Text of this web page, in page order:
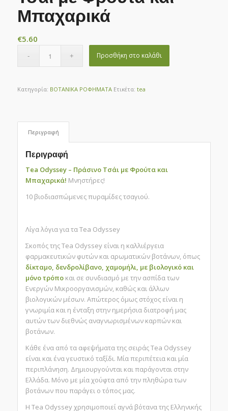
Μπαχαρικά
€5.60
Προσθήκη στο καλάθι
Κατηγορία: ΒΟΤΑΝΙΚΑ ΡΟΦΗΜΑΤΑ Ετικέτα: tea
Περιγραφή
Περιγραφή
Tea Odyssey – Πράσινο Τσάι με Φρούτα και
Μπαχαρικά! Μνηστήρες!
10 βιοδιασπώμενες πυραμίδες τσαγιού.
Λίγα λόγια για τα Tea Odyssey
Σκοπός της Tea Odyssey είναι η καλλιέργεια
φαρμακευτικών φυτών και αρωματικών βοτάνων, όπως
δίκταμο, δενδρολίβανο, χαμομήλι, με βιολογικό και
μόνο τρόπο και σε συνδιασμό με την ασπίδα των
Ενεργών Μικροοργανισμών, καθώς και άλλων
βιολογικών μέσων. Απώτερος όμως στόχος είναι η
γνωριμία και η ένταξη στην ημερήσια διατροφή μας
αυτών των διεθνώς αναγνωρισμένων καρπών και
βοτάνων.
Κάθε ένα από τα αφεψήματα της σειράς Tea Odyssey
είναι και ένα γευστικό ταξίδι. Μία περιπέτεια και μία
περιπλάνηση. Δημιουργούνται και παράγονται στην
Ελλάδα. Μόνο με μία χούφτα από την πληθώρα των
βοτάνων που παράγει ο τόπος μας.
Η Tea Odyssey χρησιμοποιεί αγνά βότανα της Ελληνικής